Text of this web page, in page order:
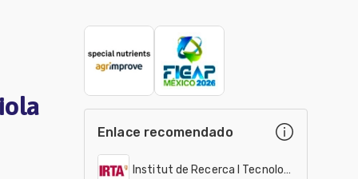
Enlace recomendado
Institut de Recerca I Tecnologia